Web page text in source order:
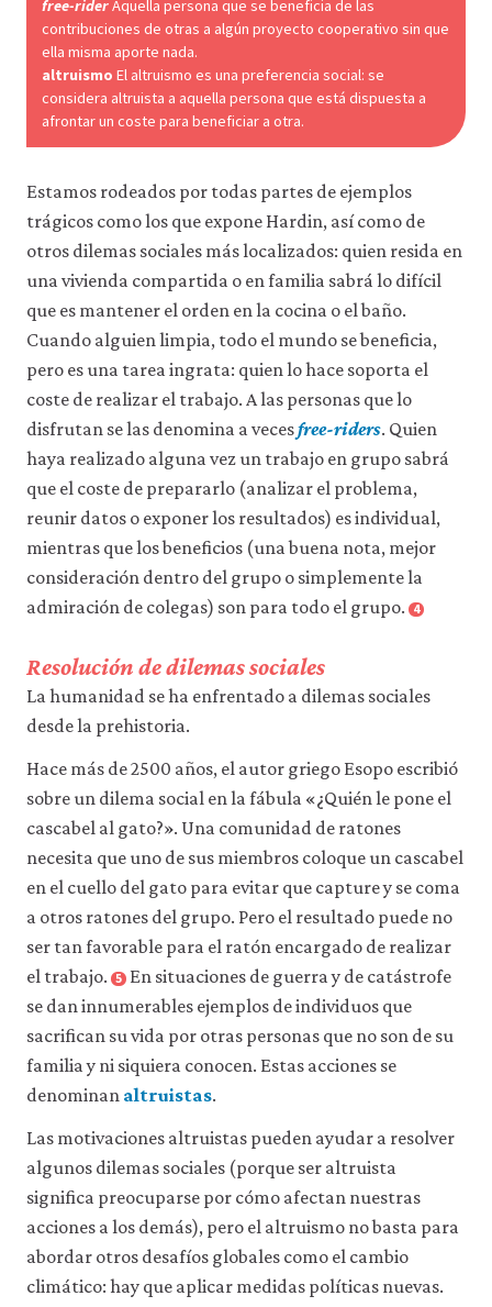
free-riderAquella persona que se beneficia de las
contribuciones de otras a algún proyecto cooperativo sin que
ella misma aporte nada.
altruismo El altruismo es una preferencia social: se
considera altruista a aquella persona que está dispuesta a
afrontar un coste para beneficiar a otra.
Estamos rodeados por todas partes de ejemplos
trágicos como los que expone Hardin, así como de
otros dilemas sociales más localizados: quien resida en
una vivienda compartida o en familia sabrá lo difícil
que es mantener el orden en la cocina o el baño.
Cuando alguien limpia, todo el mundo se beneficia,
pero es una tarea ingrata: quien lo hace soporta el
coste de realizar el trabajo. A las personas que lo
disfrutan se las denomina a vecesfree-riders. Quien
haya realizado alguna vez un trabajo en grupo sabrá
que el coste de prepararlo (analizar el problema,
reunir datos o exponer los resultados) es individual,
mientras que los beneficios (una buena nota, mejor
consideración dentro del grupo o simplemente la
admiración de colegas) son para todo el grupo. 4
Resolución de dilemas sociales
La humanidad se ha enfrentado a dilemas sociales
desde la prehistoria.
Hace más de 2500 años, el autor griego Esopo escribió
sobre un dilema social en la fábula «¿Quién le pone el
cascabel al gato?». Una comunidad de ratones
necesita que uno de sus miembros coloque un cascabel
en el cuello del gato para evitar que capture y se coma
a otros ratones del grupo. Pero el resultado puede no
ser tan favorable para el ratón encargado de realizar
el trabajo. 5 En situaciones de guerra y de catástrofe
se dan innumerables ejemplos de individuos que
sacrifican su vida por otras personas que no son de su
familia y ni siquiera conocen. Estas acciones se
denominan altruistas.
Las motivaciones altruistas pueden ayudar a resolver
algunos dilemas sociales (porque ser altruista
significa preocuparse por cómo afectan nuestras
acciones a los demás), pero el altruismo no basta para
abordar otros desafíos globales como el cambio
climático: hay que aplicar medidas políticas nuevas.